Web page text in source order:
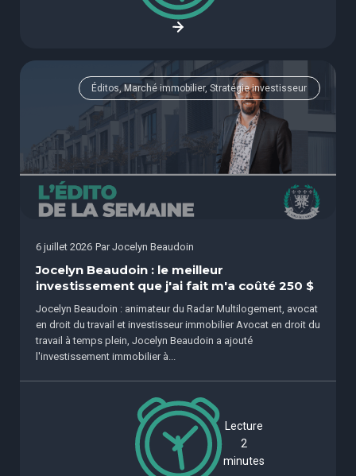
Éditos, Marché immobilier, Stratégie investisseur
6 juillet 2026 Par Jocelyn Beaudoin
Jocelyn Beaudoin : le meilleur
investissement que j'ai fait m'a coûté 250 $
Jocelyn Beaudoin : animateur du Radar Multilogement, avocat
en droit du travail et investisseur immobilier Avocat en droit du
travail à temps plein, Jocelyn Beaudoin a ajouté
l'investissement immobilier à...
Lecture
2
minutes